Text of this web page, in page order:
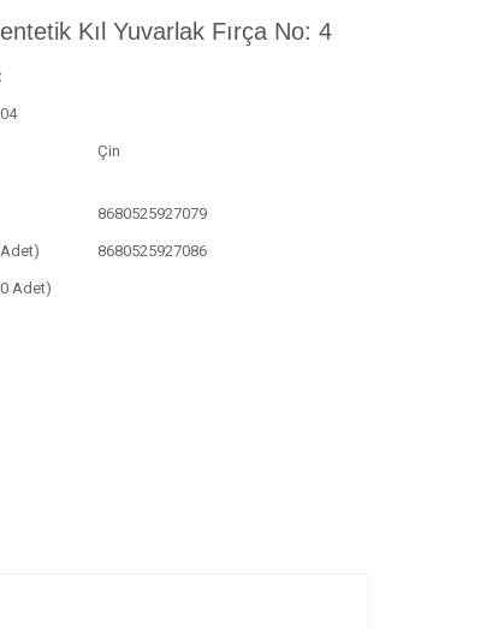
Kıl Yuvarlak Fırça No: 4
Çin
8680525927079
8680525927086
Adet)